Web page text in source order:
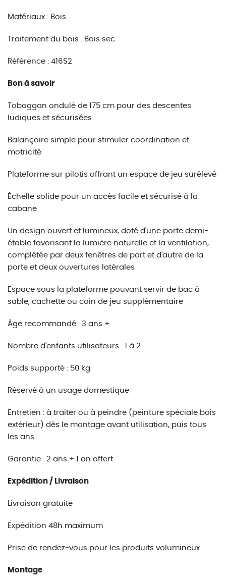
Matériaux : Bois
Traitement du bois : Bois sec
Référence : 416S2
Bon à savoir
Toboggan ondulé de 175 cm pour des descentes
ludiques et sécurisées
Balançoire simple pour stimuler coordination et
motricité
Plateforme sur pilotis offrant un espace de jeu surélevé
Échelle solide pour un accès facile et sécurisé à la
cabane
Un design ouvert et lumineux, doté d'une porte demi-
étable favorisant la lumière naturelle et la ventilation,
complétée par deux fenêtres de part et d'autre de la
porte et deux ouvertures latérales
Espace sous la plateforme pouvant servir de bac à
sable, cachette ou coin de jeu supplémentaire
Âge recommandé : 3 ans +
Nombre d'enfants utilisateurs : 1 à 2
Poids supporté : 50 kg
Réservé à un usage domestique
Entretien : à traiter ou à peindre (peinture spéciale bois
extérieur) dès le montage avant utilisation, puis tous
les ans
Garantie : 2 ans + 1 an offert
Expédition / Livraison
Livraison gratuite
Expédition 48h maximum
Prise de rendez-vous pour les produits volumineux
Montage